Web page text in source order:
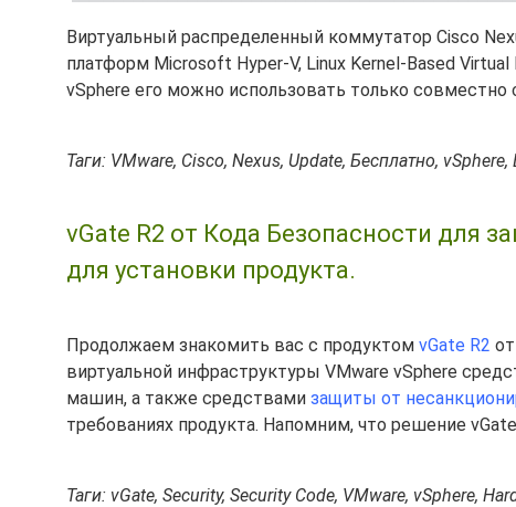
Виртуальный распределенный коммутатор Cisco
платформ Microsoft Hyper-V, Linux Kernel-Based
vSphere его можно использовать только совместно
Таги: VMware, Cisco, Nexus, Update, Бесплатно,
vGate R2 от Кода Безопасности для
для установки продукта.
Продолжаем знакомить вас с продуктом vGate R2
виртуальной инфраструктуры VMware vSphere
машин, а также средствами защиты от
требованиях продукта. Напомним, что решение
Таги: vGate, Security, Security Code, VMware, vSphere,